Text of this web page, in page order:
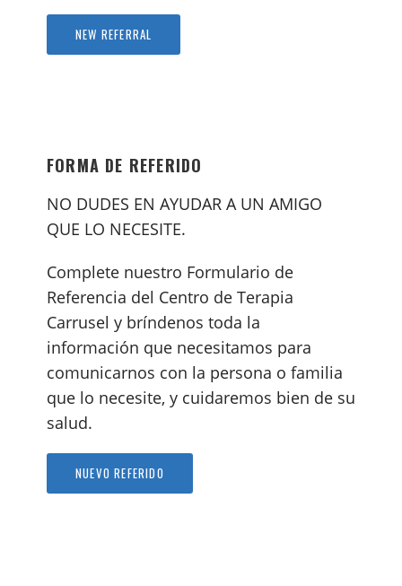
NEW REFERRAL
FORMA DE REFERIDO
NO DUDES EN AYUDAR A UN AMIGO
QUE LO NECESITE.
Complete nuestro Formulario de
Referencia del Centro de Terapia
Carrusel y bríndenos toda la
información que necesitamos para
comunicarnos con la persona o familia
que lo necesite, y cuidaremos bien de su
salud.
NUEVO REFERIDO